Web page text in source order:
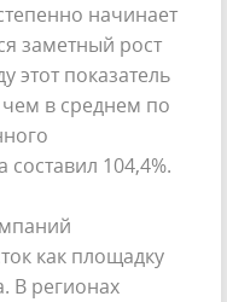
начинает
заметный рост
этот показатель
в среднем по
составил 104,4%.
как площадку
В регионах